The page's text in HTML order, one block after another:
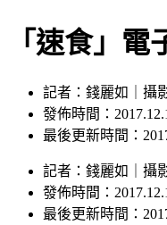
「速食」
記者：錢麗如｜攝
發佈時間：
最後更新時間：
記者 ： 錢麗如 攝
發佈時間：
最後更新時間：